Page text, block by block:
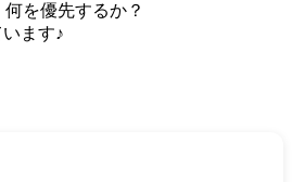
を優先するか？
ます♪